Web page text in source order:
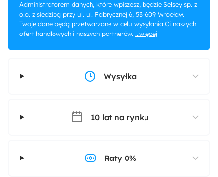
Administratorem danych, które wpiszesz, będzie Selsey sp. z
o.o. z siedzibą przy ul. ul. Fabrycznej 6, 53-609 Wrocław.
Twoje dane będą przetwarzane w celu wysyłania Ci naszych
ofert handlowych i naszych partnerów. ...więcej
Wysyłka
10 lat na rynku
Raty 0%